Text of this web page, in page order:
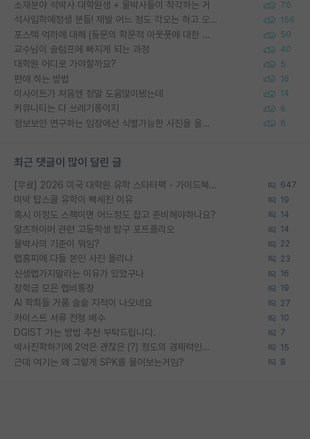
소재분야 석박사 대학원생 + 물박사들이 착각하는 거 76
석사입학예정생 분들! 제발 어느 정도 각오는 하고 오세요. 156
포스텍 억까에 대해 (동문의 학문적 아웃풋에 대한 반박) 50
교수님이 슬럼프에 빠지게 되는 과정 40
대학원 어디로 가야할까요? 5
편애 하는 방법 16
이사이트가 처음엔 정말 도움많이됐는데 14
커뮤니티는 다 쓰레기통이지 6
정보보안 연구하는 입장에선 식별가능한 사진을 올리는건 비추이긴함 6
최근 댓글이 많이 달린 글
[무료] 2026 미국 대학원 유학 스타터팩 - 가이드북 & 합격자 컨택메일 템플릿 647
미박 탑스쿨 유학이 빡세진 이유 19
혹시 이정도 스펙이면 어느정도 잡고 준비해야하나요? 14
알츠하이머 관련 고등학생 탐구 포트폴리오 14
물박사의 기준이 뭐임? 22
랩홈피에 다들 본인 사진 올리냐 23
신생랩가지말라는 이유가 있었구나 16
장학금 모은 랩비통장 19
AI 학회들 거품 슬슬 지적이 나오네요 27
카이스트 서류 전형 배수 10
DGIST 가는 방법 추천 부탁드립니다. 7
박사진학하기에 2억은 괜찮은 (?) 정도의 경제력인가요 15
근데 여기는 왜 그렇게 SPK를 물어보는거임? 8